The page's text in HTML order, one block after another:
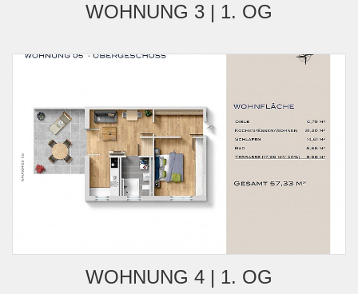
WOHNUNG 3 | 1. OG
WOHNUNG 4 | 1. OG